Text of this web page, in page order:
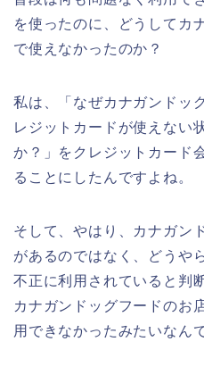
を使ったのに、どうしてカ
で使えなかったのか？
私は、「なぜカナガンドッ
レジットカードが使えない
か？」をクレジットカード
ることにしたんですよね。
そして、やはり、カナガン
があるのではなく、どうや
不正に利用されていると判
カナガンドッグフードのお
用できなかったみたいなん